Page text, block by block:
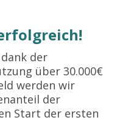
der
über 30.000€
werden wir
der
Start der ersten